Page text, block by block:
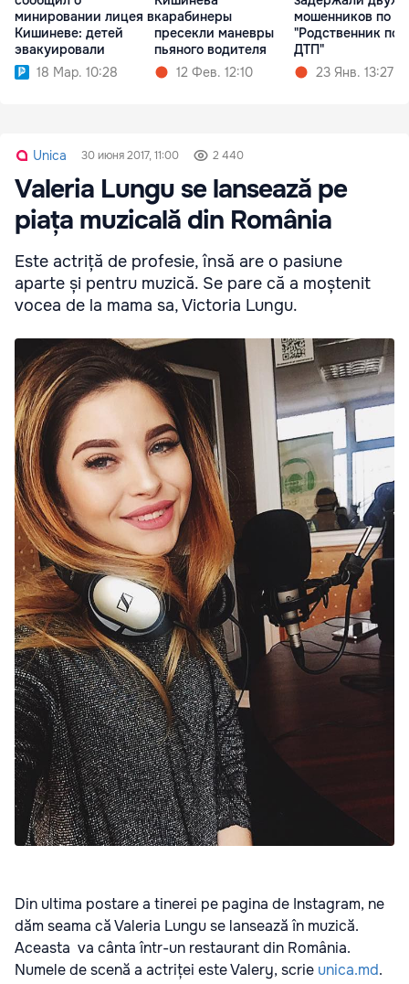
минировании лицея в
Кишиневе: детей
эвакуировали
18 Мар. 10:28
карабинеры
пресекли маневры
пьяного водителя
12 Фев. 12:10
мошенников по
"Родственник
ДТП"
23 Янв. 13:27
Unica 30 июня 2017, 11:00 2 440
Valeria Lungu se lansează pe
piața muzicală din România
Este actriță de profesie, însă are o pasiune
aparte și pentru muzică. Se pare că a moștenit
vocea de la mama sa, Victoria Lungu.
Din ultima postare a tinerei pe pagina de Instagram, ne
dăm seama că Valeria Lungu se lansează în muzică.
Aceasta va cânta într-un restaurant din România.
Numele de scenă a actriței este Valery, scrie unica.md.